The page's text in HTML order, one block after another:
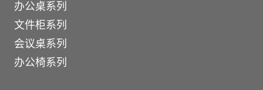
办公桌系列
文件柜系列
会议桌系列
办公椅系列